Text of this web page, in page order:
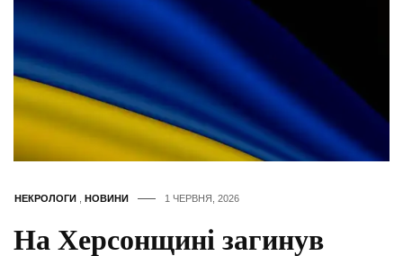
НЕКРОЛОГИ НОВИНИ 1 ЧЕРВНЯ, 2026
На Херсонщині загинув